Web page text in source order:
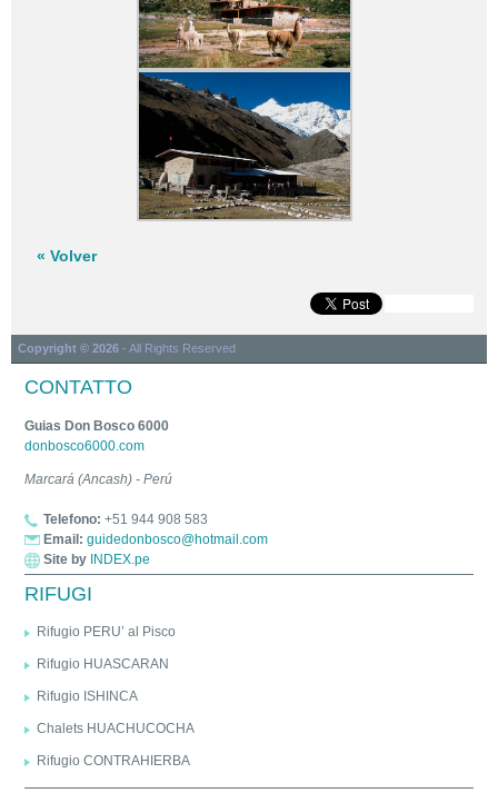
« Volver
Copyright © 2026- All Rights Reserved
CONTATTO
Guias Don Bosco 6000
donbosco6000.com
Marcará (Ancash) - Perú
Telefono: +51 944 908 583
Email: guidedonbosco@hotmail.com
Site by INDEX.pe
RIFUGI
Rifugio PERU’ al Pisco
Rifugio HUASCARAN
Rifugio ISHINCA
Chalets HUACHUCOCHA
Rifugio CONTRAHIERBA